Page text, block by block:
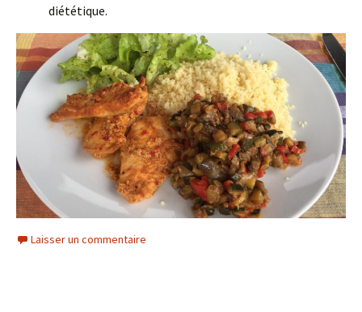
diététique.
Laisser un commentaire